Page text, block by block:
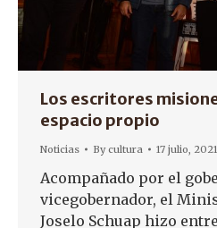
Los escritores
espacio propio
Noticias Bycultura 17 julio, 2021
Acompañado por el
vicegobernador, el
Joselo Schuap hizo